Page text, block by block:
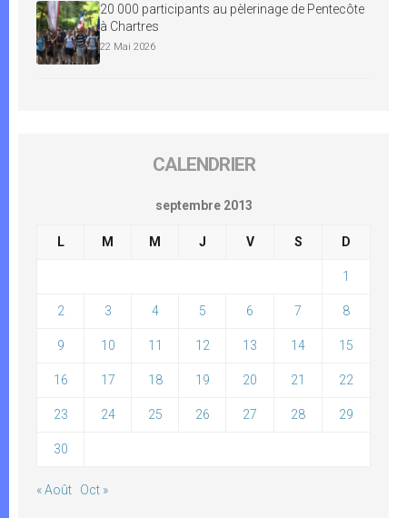
20 000 participants au pèlerinage de Pentecôte
à Chartres
22 Mai 2026
CALENDRIER
septembre 2013
L M M J V S D
1
2 3 4 5 6 7 8
9 10 11 12 13 14 15
16 17 18 19 20 21 22
23 24 25 26 27 28 29
30
« Août Oct »